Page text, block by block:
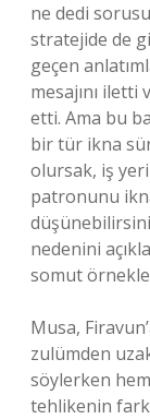
ne dedi
stratejide de
geçen
mesajını iletti
etti. Ama bu
bir tür ikna
olursak, iş
patronunu
nedenini
somut
Musa,
zulümden
söylerken
tehlikenin